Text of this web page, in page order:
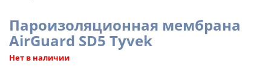
Пароизоляционная мембрана
AirGuard SD5 Tyvek
Нет в наличии